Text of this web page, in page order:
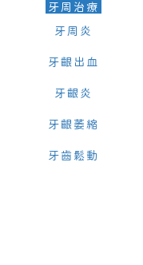
牙周治療
牙周炎
牙齦出血
牙齦炎
牙齦萎縮
牙齒鬆動